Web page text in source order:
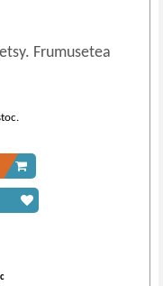
Frumusetea